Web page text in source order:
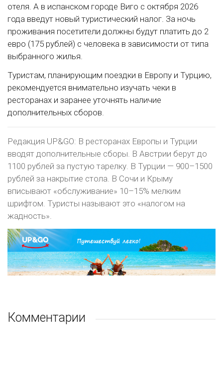
отеля. А в испанском городе Виго с октября 2026
года введут новый туристический налог. За ночь
проживания посетители должны будут платить до 2
евро (175 рублей) с человека в зависимости от типа
выбранного жилья.
Туристам, планирующим поездки в Европу и Турцию,
рекомендуется внимательно изучать чеки в
ресторанах и заранее уточнять наличие
дополнительных сборов.
Редакция UP&GO: В ресторанах Европы и Турции
вводят дополнительные сборы. В Австрии берут до
1100 рублей за пустую тарелку. В Турции — 900–1500
рублей за накрытие стола. В Сочи и Крыму
вписывают «обслуживание» 10–15% мелким
шрифтом. Туристы называют это «налогом на
жадность».
Комментарии